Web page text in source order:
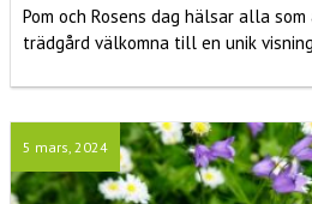
Pom och Rosens dag hälsar alla
trädgård välkomna till en unik
5 mars, 2024